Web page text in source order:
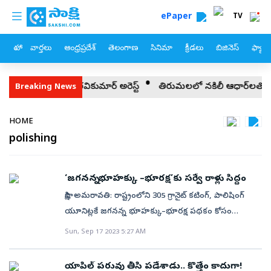
Skip to main content
custom menu ePaper TV
హోం వార్తలు ఆంధ్రప్రదేశ్ తెలంగాణ సినిమా క్రీడలు బిజినెస్
Breaking News
నేత చింతాడ రవికుమార్‌ అరెస్ట్‌ తిరుమలలో నకిలీ ఆధార్‌లతో
Breadcrumb
HOME
polishing
‘జగనన్న భూహక్కు –భూరక్ష’కు సర్వే రాళ్లు సిద్ధం
సాక్షి, అమరావతి: రాష్ట్రంలోని 305 గ్రానైట్‌ కటింగ్, పాలిషింగ్‌
యూనిట్లకే జగనన్న భూహక్కు–భూరక్ష పథకం కోసం
వినియోగించే సర్వే రాళ్ల ఆర్డర్లిస్తున్నామని రాష్ట్ర గనులు,
చెప్పారు. మూడో దశలో అక్టోబర్‌ 15 నాటికి 25.42 లక్షల సర్వే
Sun, Sep 17 2023 5:27 AM
యాపిల్‌ పరువు తీసి పడేశాడు.. కొత్తేం కాదుగా!